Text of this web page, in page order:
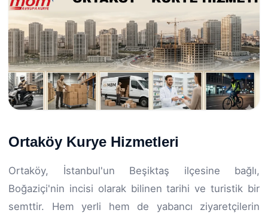
Ortaköy Kurye Hizmetleri
Ortaköy, İstanbul'un Beşiktaş ilçesine bağlı,
Boğaziçi'nin incisi olarak bilinen tarihi ve turistik bir
semttir. Hem yerli hem de yabancı ziyaretçilerin